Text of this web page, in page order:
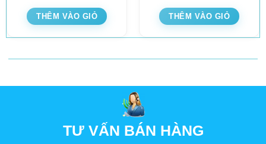
THÊM VÀO GIỎ THÊM VÀO GIỎ
TƯ VẤN BÁN HÀNG